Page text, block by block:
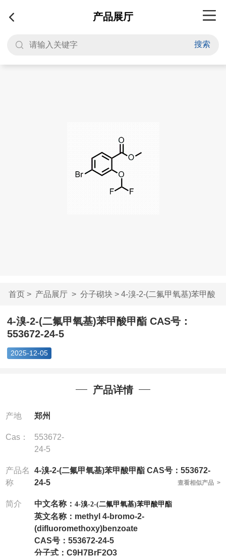
产品展厅
搜索
首页> 产品展厅> 分子砌块> 4-溴-2-(二氟甲氧基)苯甲酸
甲...
4-溴-2-(二氟甲氧基)苯甲酸甲酯 CAS号：
553672-24-5
2025-12-05
产品详情
产地 郑州
Cas：
553672-
24-5
产品名
称
4-溴-2-(二氟甲氧基)苯甲酸甲酯 CAS号：553672-
24-5
查看相似产品 >
简介 中文名称： 4-溴-2-(二氟甲氧基)苯甲酸甲酯
英文名称： methyl 4-bromo-2-
(difluoromethoxy)benzoate
CAS号： 553672-24-5
分子式： C9H7BrF2O3